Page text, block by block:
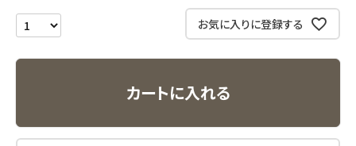
エコメイト
お気に入りに登録する
カートに入れる